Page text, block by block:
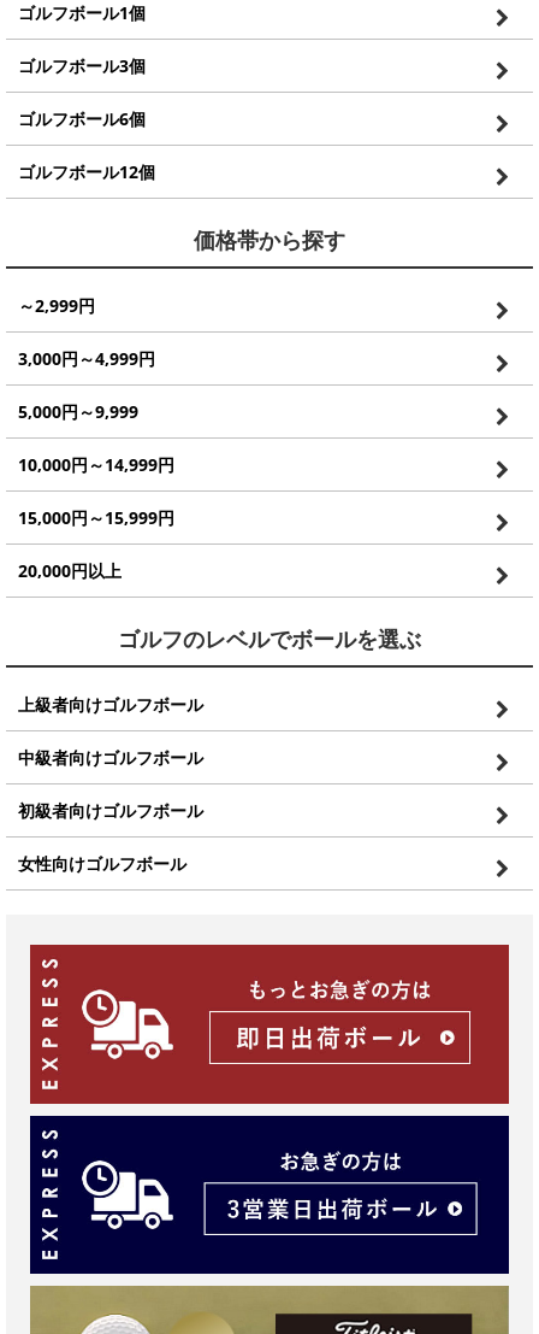
ゴルフボール1個
ゴルフボール3個
ゴルフボール6個
ゴルフボール12個
価格帯から探す
～2,999円
3,000円～4,999円
5,000円～9,999
10,000円～14,999円
15,000円～15,999円
20,000円以上
ゴルフのレベルでボールを選ぶ
上級者向けゴルフボール
中級者向けゴルフボール
初級者向けゴルフボール
女性向けゴルフボール